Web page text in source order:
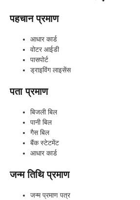
पहचान प्रमाण
आधार कार्ड
वोटर आईडी
पासपोर्ट
ड्राइविंग लाइसेंस
पता प्रमाण
बिजली बिल
पानी बिल
गैस बिल
बैंक स्टेटमेंट
आधार कार्ड
जन्म तिथि प्रमाण
जन्म प्रमाण पत्र